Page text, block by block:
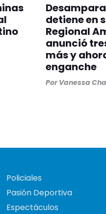
detiene en
Regional
anunció
más y
enganche
Por Vanessa
Policiales
Pasión Deportiva
Espectáculos